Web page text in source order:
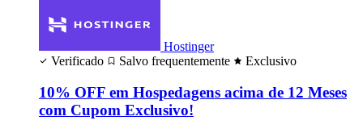
Hostinger
Verificado
Salvo frequentemente Exclusivo
10% OFF em Hospedagens acima de 12 Meses
com Cupom Exclusivo!